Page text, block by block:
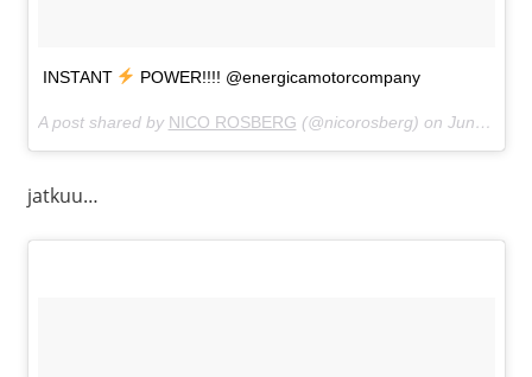
INSTANT POWER!!!! @energicamotorcompany
A post shared by NICO ROSBERG (@nicorosberg) on Jun 1, 2018 at 7:34am PDT
jatkuu…